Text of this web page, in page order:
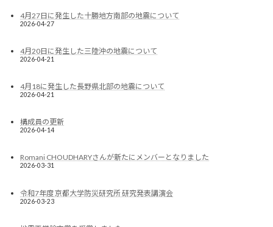
4月27日に発生した十勝地方南部の地震について
2026-04-27
4月20日に発生した三陸沖の地震について
2026-04-21
4月18に発生した長野県北部の地震について
2026-04-21
構成員の更新
2026-04-14
Romani CHOUDHARYさんが新たにメンバーとなりました
2026-03-31
令和7年度 京都大学防災研究所 研究発表講演会
2026-03-23